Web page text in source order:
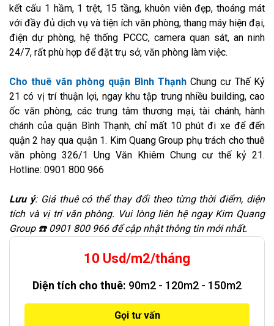
kết cấu 1 hầm, 1 trệt, 15 tầng, khuôn viên đẹp, thoáng mát
với đầy đủ dịch vụ và tiện ích văn phòng, thang máy hiện đại,
điện dự phòng, hệ thống PCCC, camera quan sát, an ninh
24/7, rất phù hợp để đặt trụ sở, văn phòng làm việc.
Cho thuê văn phòng quận Bình ThạnhChung cư Thế Kỷ
21 có vị trí thuận lợi, ngay khu tập trung nhiều building, cao
ốc văn phòng, các trung tâm thương mại, tài chánh, hành
chánh của quận Bình Thạnh, chỉ mất 10 phút đi xe để đến
quận 2 hay qua quận 1. Kim Quang Group phụ trách cho thuê
văn phòng 326/1 Ung Văn Khiêm Chung cư thế kỷ 21.
Hotline: 0901 800 966
Lưu ý: Giá thuê có thể thay đổi theo từng thời điểm, diện
tích và vị trí văn phòng. Vui lòng liên hệ ngay Kim Quang
Group ☎️ 0901 800 966 để cập nhật thông tin mới nhất.
10 Usd/m2/tháng
Diện tích cho thuê: 90m2 - 120m2 - 150m2
Gọi tư vấn